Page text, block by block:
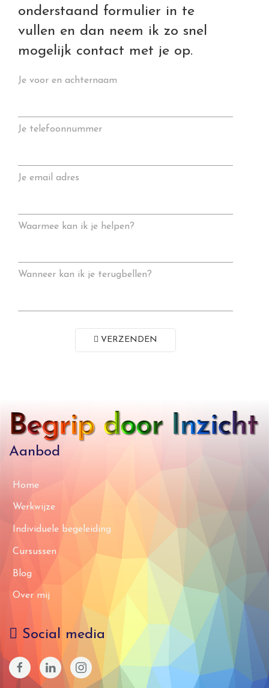
onderstaand formulier in te
vullen en dan neem ik zo snel
mogelijk contact met je op.
Je voor en achternaam
Je telefoonnummer
Je email adres
Waarmee kan ik je helpen?
Wanneer kan ik je terugbellen?
VERZENDEN
Aanbod
Home
Werkwijze
Individuele begeleiding
Cursussen
Blog
Over mij
Social media